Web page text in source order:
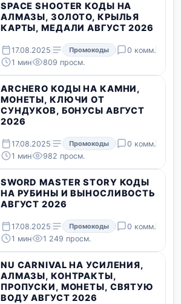
SPACE SHOOTER КОДЫ НА
АЛМАЗЫ, ЗОЛОТО, КРЫЛЬЯ
КАРТЫ, МЕДАЛИ АВГУСТ 2026
17.08.2025 Промокоды
0 комм.
1 мин
809 просм.
ARCHERO КОДЫ НА КАМНИ,
МОНЕТЫ, КЛЮЧИ ОТ
СУНДУКОВ, БОНУСЫ АВГУСТ
2026
17.08.2025 Промокоды
0 комм.
1 мин
982 просм.
SWORD MASTER STORY КОДЫ
НА РУБИНЫ И ВЫНОСЛИВОСТЬ
АВГУСТ 2026
17.08.2025 Промокоды
0 комм.
1 мин
1 249 просм.
NU CARNIVAL НА УСИЛЕНИЯ,
АЛМАЗЫ, КОНТРАКТЫ,
ПРОПУСКИ, МОНЕТЫ, СВЯТУЮ
ВОДУ АВГУСТ 2026